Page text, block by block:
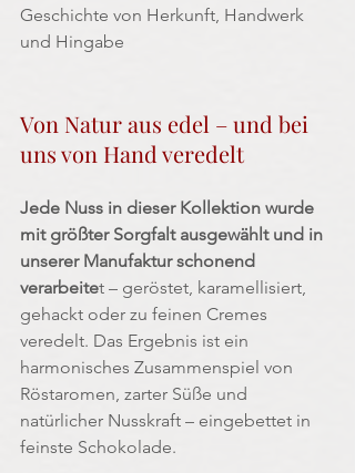
Geschichte von Herkunft, Handwerk
und Hingabe
Von Natur aus edel – und bei
uns von Hand veredelt
Jede Nuss in dieser Kollektion wurde
mit größter Sorgfalt ausgewählt und in
unserer Manufaktur schonend
verarbeitet – geröstet, karamellisiert,
gehackt oder zu feinen Cremes
veredelt. Das Ergebnis ist ein
harmonisches Zusammenspiel von
Röstaromen, zarter Süße und
natürlicher Nusskraft – eingebettet in
feinste Schokolade.